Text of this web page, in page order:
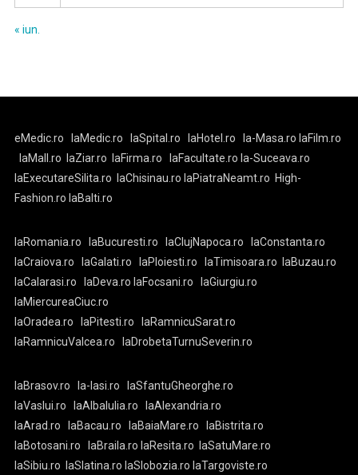
« iun.
eMedic.ro laMedic.ro laSpital.ro laHotel.ro la-Masa.ro laFilm.ro
laMall.ro
laZiar.ro laFirma.ro laFacultate.ro la-Suceava.ro
laExecutareSilita.ro
laChisinau.ro laPiatraNeamt.ro High-
Fashion.ro laBalti.ro
laRomania.ro laBucuresti.ro laClujNapoca.ro
laConstanta.ro
laCraiova.ro
laGalati.ro laPloiesti.ro laTimisoara.ro
laBuzau.ro
laCalarasi.ro
laDeva.ro laFocsani.ro
laGiurgiu.ro
laMiercureaCiuc.ro
laOradea.ro
laPitesti.ro
laRamnicuSarat.ro
laRamnicuValcea.ro
laDrobetaTurnuSeverin.ro
laBrasov.ro la-Iasi.ro
laSfantuGheorghe.ro
laVaslui.ro
laAlbaIulia.ro
laAlexandria.ro
laArad.ro
laBacau.ro laBaiaMare.ro
laBistrita.ro
laBotosani.ro
laBraila.ro laResita.ro
laSatuMare.ro
laSibiu.ro
laSlatina.ro laSlobozia.ro laTargoviste.ro